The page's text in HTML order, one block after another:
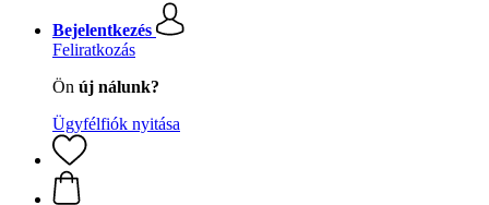
Bejelentkezés
Feliratkozás
Ön új nálunk?
Ügyfélfiók nyitása